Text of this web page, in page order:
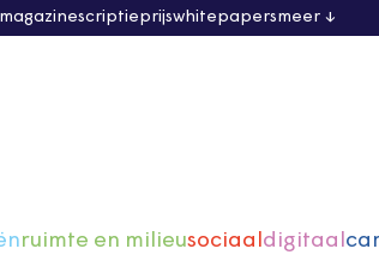
scriptieprijswhitepapersmeer
ruimte en milieusociaaldigitaal